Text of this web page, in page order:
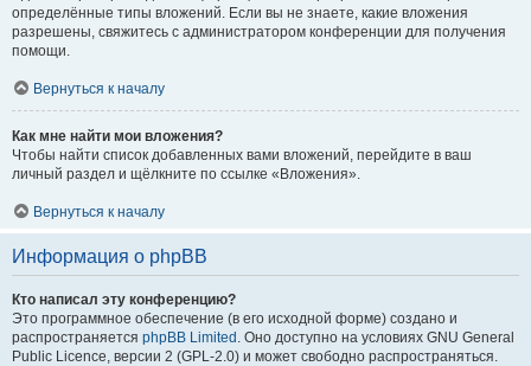
определённые типы вложений. Если вы не знаете, какие вложения
разрешены, свяжитесь с администратором конференции для получения
помощи.
Вернуться к началу
Как мне найти мои вложения?
Чтобы найти список добавленных вами вложений, перейдите в ваш
личный раздел и щёлкните по ссылке «Вложения».
Вернуться к началу
Информация о phpBB
Кто написал эту конференцию?
Это программное обеспечение (в его исходной форме) создано и
распространяется phpBB Limited . Оно доступно на условиях GNU General
Public Licence, версии 2 (GPL-2.0) и может свободно распространяться.